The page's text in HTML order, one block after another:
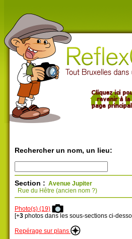
Rechercher un nom, un lieu:
Section : Avenue Jupiter
Rue du Hêtre (ancien nom ?)
Photo(s) (19)
[+3 photos dans les sous-sections ci-
Repérage sur plans